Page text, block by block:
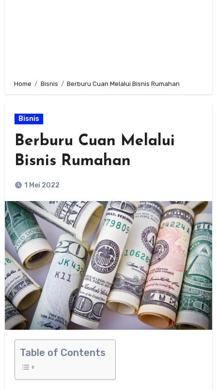
Home Bisnis Berburu Cuan Melalui Bisnis Rumahan
Bisnis
Berburu Cuan Melalui
Bisnis Rumahan
1 Mei 2022
Table of Contents